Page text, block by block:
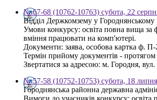
№ 67-68 (10762-10763) субота, 22
Відділ Держкомзему у Городнянському
Умови конкурсу: освіта повна вища за
вміння працювати на комп'ютері.
Документи: заява, особова картка ф. П-
Термін прийому документів -
Звертатися за адресою: м. Городня,
№ 57-58 (10752-10753) субота, 18
Городнянська районна державна
Вимоги до учасників конкурсу: освіта